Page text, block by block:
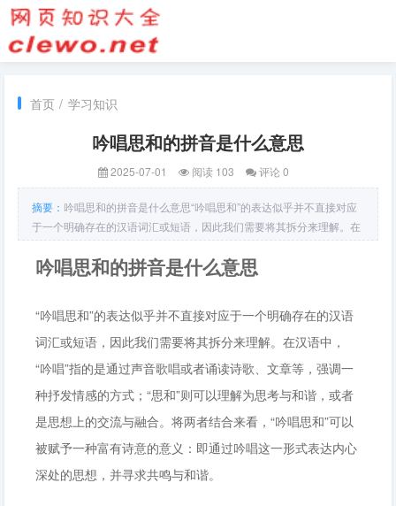
首页 / 学习知识
吟唱思和的拼音是什么意思
2025-07-01 阅读 103 评论 0
摘要： 吟唱思和的拼音是什么意思“吟唱思和”的表达似乎并不直接对应
于一个明确存在的汉语词汇或短语，因此我们需要将其拆分来理解。在
吟唱思和的拼音是什么意思
“吟唱思和”的表达似乎并不直接对应于一个明确存在的汉语
词汇或短语，因此我们需要将其拆分来理解。在汉语中，
“吟唱”指的是通过声音歌唱或者诵读诗歌、文章等，强调一
种抒发情感的方式；“思和”则可以理解为思考与和谐，或者
是思想上的交流与融合。将两者结合来看，“吟唱思和”可以
被赋予一种富有诗意的意义：即通过吟唱这一形式表达内心
深处的思想，并寻求共鸣与和谐。